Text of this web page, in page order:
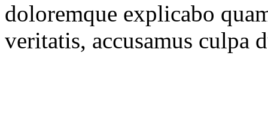
doloremque explicabo
veritatis, accusamus culpa